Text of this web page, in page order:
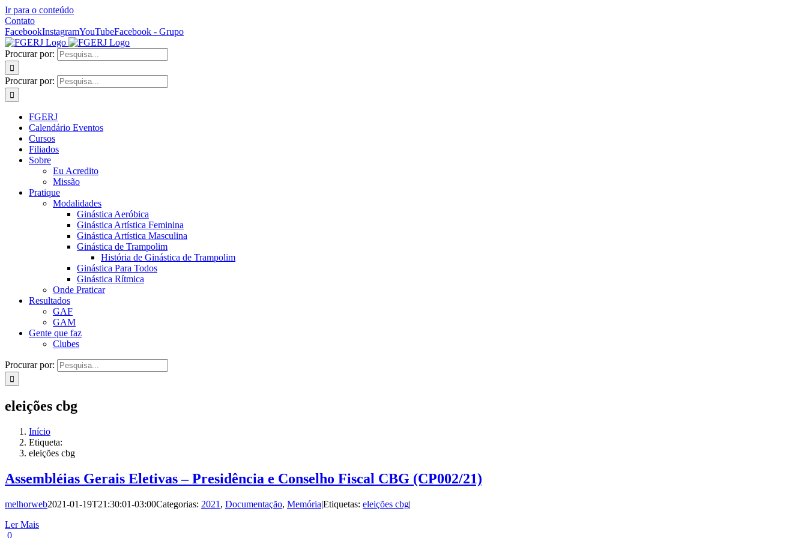
Ir para o conteúdo
Contato
FacebookInstagramYouTubeFacebook - Grupo
Procurar por:
Procurar por:
FGERJ
Calendário Eventos
Cursos
Filiados
Sobre
Eu Acredito
Missão
Pratique
Modalidades
Ginástica Aeróbica
Ginástica Artística Feminina
Ginástica Artística Masculina
Ginástica de Trampolim
História de Ginástica de Trampolim
Ginástica Para Todos
Ginástica Rítmica
Onde Praticar
Resultados
GAF
GAM
Gente que faz
Clubes
Procurar por:
eleições cbg
Início
Etiqueta:
eleições cbg
Assembléias Gerais Eletivas – Presidência e Conselho Fiscal CBG (CP002/21)
melhorweb2021-01-19T21:30:01-03:00Categorias: 2021 , Documentação, Memória|Etiquetas: eleições cbg|
Ler Mais
0